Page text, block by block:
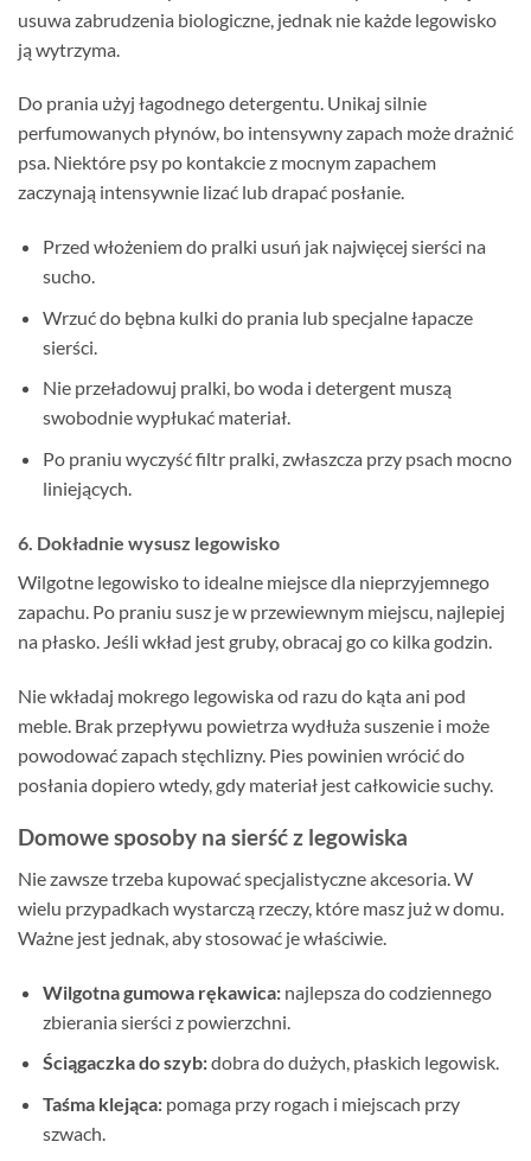
usuwa zabrudzenia biologiczne, jednak nie każde legowisko
ją wytrzyma.
Do prania użyj łagodnego detergentu. Unikaj silnie
perfumowanych płynów, bo intensywny zapach może drażnić
psa. Niektóre psy po kontakcie z mocnym zapachem
zaczynają intensywnie lizać lub drapać posłanie.
Przed włożeniem do pralki usuń jak najwięcej sierści na
sucho.
Wrzuć do bębna kulki do prania lub specjalne łapacze
sierści.
Nie przeładowuj pralki, bo woda i detergent muszą
swobodnie wypłukać materiał.
Po praniu wyczyść filtr pralki, zwłaszcza przy psach mocno
liniejących.
6. Dokładnie wysusz legowisko
Wilgotne legowisko to idealne miejsce dla nieprzyjemnego
zapachu. Po praniu susz je w przewiewnym miejscu, najlepiej
na płasko. Jeśli wkład jest gruby, obracaj go co kilka godzin.
Nie wkładaj mokrego legowiska od razu do kąta ani pod
meble. Brak przepływu powietrza wydłuża suszenie i może
powodować zapach stęchlizny. Pies powinien wrócić do
posłania dopiero wtedy, gdy materiał jest całkowicie suchy.
Domowe sposoby na sierść z legowiska
Nie zawsze trzeba kupować specjalistyczne akcesoria. W
wielu przypadkach wystarczą rzeczy, które masz już w domu.
Ważne jest jednak, aby stosować je właściwie.
Wilgotna gumowa rękawica:najlepsza do codziennego
zbierania sierści z powierzchni.
Ściągaczka do szyb:dobra do dużych, płaskich legowisk.
Taśma klejąca:pomaga przy rogach i miejscach przy
szwach.